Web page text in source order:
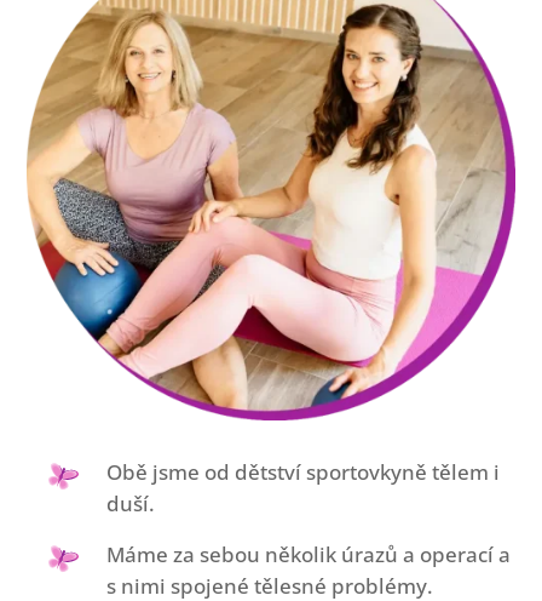
Obě jsme od dětství sportovkyně tělem i
duší.
Máme za sebou několik úrazů a operací a
s nimi spojené tělesné problémy.